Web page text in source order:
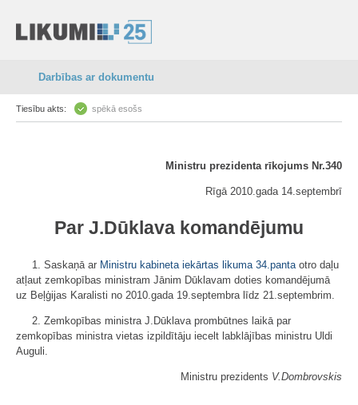
Darbības ar dokumentu
Tiesību akts: spēkā esošs
Ministru prezidenta rīkojums Nr.340
Rīgā 2010.gada 14.septembrī
Par J.Dūklava komandējumu
1. Saskaņā ar Ministru kabineta iekārtas likuma 34.pantaotro daļu
atļaut zemkopības ministram Jānim Dūklavam doties komandējumā
uz Beļģijas Karalisti no 2010.gada 19.septembra līdz 21.septembrim.
2. Zemkopības ministra J.Dūklava prombūtnes laikā par
zemkopības ministra vietas izpildītāju iecelt labklājības ministru Uldi
Auguli.
Ministru prezidents V.Dombrovskis